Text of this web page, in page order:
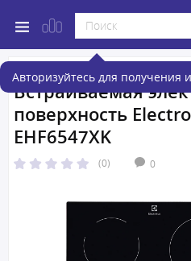
Авторизуйтесь для
Встраиваемая
поверхность
EHF6547XK
(0) 0